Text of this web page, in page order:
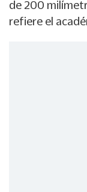
de 200
refiere el